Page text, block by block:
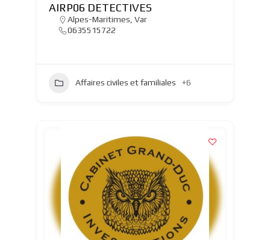
AIRP06 DETECTIVES
Alpes-Maritimes Var
0635515722
Affaires civiles et familiales +6